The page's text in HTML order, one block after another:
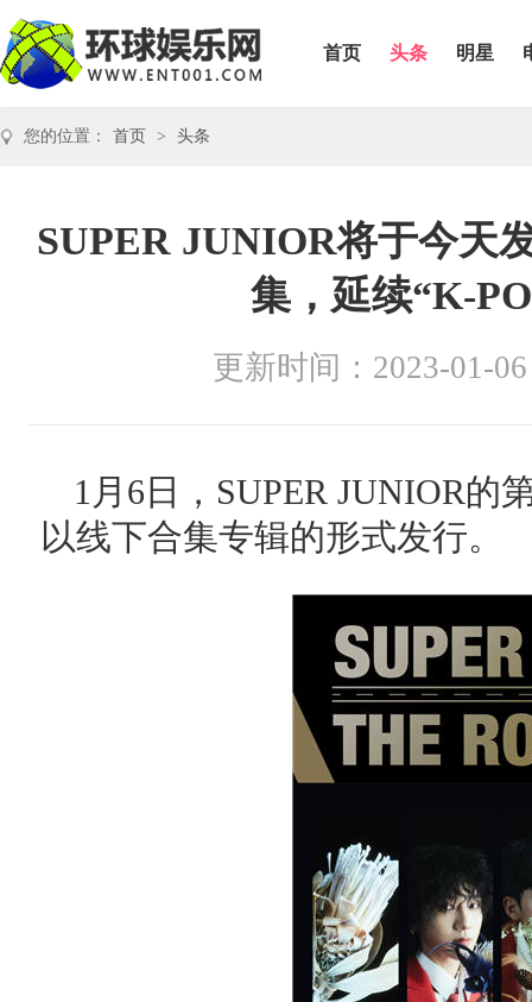
首页 头条 明星
您的位置： 首页 > 头条
SUPER JUNIOR将于今天
集，延续“K-
更新时间：2023-01-06
1月6日，SUPER JUNIOR的
以线下合集专辑的形式发行。